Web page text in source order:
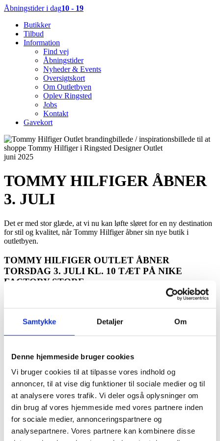
Samtykke Detaljer Om
Denne hjemmeside bruger cookies
Vi bruger cookies til at tilpasse vores indhold og
annoncer, til at vise dig funktioner til sociale medier og til
at analysere vores trafik. Vi deler også oplysninger om
din brug af vores hjemmeside med vores partnere inden
for sociale medier, annonceringspartnere og
analysepartnere. Vores partnere kan kombinere disse
Åbningstider i dag10 - 19
Butikker
Tilbud
Information
Find vej
Åbningstider
Nyheder & Events
Oversigtskort
Om Outletbyen
Oplev Ringsted
Jobs
Kontakt
Gavekort
juni 2025
TOMMY HILFIGER ÅBNER
3. JULI
Det er med stor glæde, at vi nu kan løfte sløret for en ny destination
for stil og kvalitet, når Tommy Hilfiger åbner sin nye butik i
outletbyen.
TOMMY HILFIGER OUTLET ÅBNER
TORSDAG 3. JULI KL. 10 TÆT PÅ NIKE
FACTORY STORE
Besøg den nye butik og shop tidløs, klassisk amerikansk stil med
skjorter, jakker, bløde sweatshirts og accessories i højeste kvalitet.
Perfekt til dig, der går efter stil med kant og kvalitet, der holder
sæson efter sæson.
SALE – en unik mulighed for at opgradere garderoben med
ikoniske styles til fordelagtige priser.
Udvalgte varer
SPAR op til 50%
på vejl. pris
Besøg butikken og oplev den autentiske Tommy Hilfiger-atmosfære
i Danmarks eneste rigtige outletby.
Se mere fra Tommy Hilfiger Outlet